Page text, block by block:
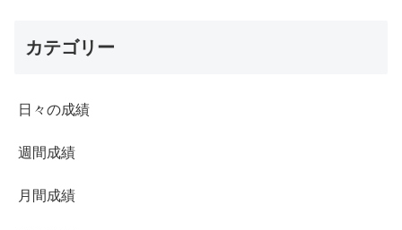
カテゴリー
日々の成績
週間成績
月間成績